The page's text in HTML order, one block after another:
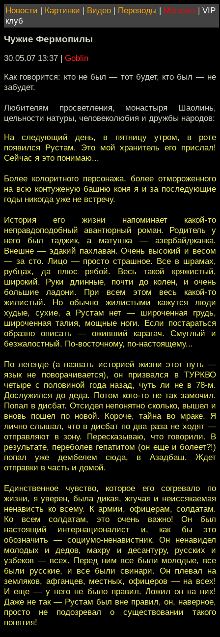
Новости | Картинки | Видео | Переводы | Магазин | VIP
клуб
Чужие Фермопилы
30.05.07 13:37 | Goblin
Как говорится: кто не был — тот будет, кто был — не
забудет.
Любителям просветления, монастыря Шаолинь,
цельности натуры, человеколюбия и дружбы народов:
На следующий день, в пятницу утром, в роте
появился Рустам. Это мой хранитель его прислал!
Сейчас я это понимаю...
Более колоритного персонажа, более отмороженного
на всю контуженую башню коня я и за последующие
годы никогда уже не встречу.
История его жизни напоминает какой-то
неправдоподобный авантюрный роман. Родитель у
него был таджик, а матушка — азербайджанка.
Внешне — эдакий пахлаван. Очень высокий и весом
— за сто. Лицо — просто страшное. Все в шрамах,
рубцах, да плюс рябой. Весь такой кряжистый,
широкий. Руки длинные, почти до колен, и очень
большие ладони. При всем этом весь какой-то
жилистый. Но обычно жилистыми кажутся люди
худые, сухие, а Рустам нет — широченная грудь,
широченная талия, мощные ноги. Если постараться
образно описать — оживший карагач. Смуглый и
безжалостный. По-восточному, по-настоящему...
По легенде (а назвать историей жизни этот путь —
язык не поворачивается), он призвался в ТУРКВО
четыре с половиной года назад, чуть ли не в 78-м.
Дослужился до деда. Потом кого-то не так замочил.
Попал в дисбат. Отсидел непонятно сколько, вышел и
вновь пошел по новой. Короче, тайна во мраке. Я
лично слышал, что в дисбат по два раза не ходят —
отправляют в зону. Пересказываю, что говорили. В
результате, переболев гепатитом (он еще и болеет?!)
попал уже дембелем сюда, в Азадбаш. Ждет
отправки в часть и домой.
Единственное чувство, которое его согревало по
жизни, я уверен, была дикая, жгучая и неиссякаемая
ненависть ко всему. К армии, офицерам, солдатам.
Ко всем солдатам, это очень важно! Он был
настоящий интернационалист и, как бы это
обозначить — социумо-ненавистник. Он ненавидел
молодых и дедов, махру и десантуру, русских и
узбеков — всех. Перед ним все были молодые, все
были русские, и все были свинари. Он плевал на
земляков, афганцев, местных, офицеров — на всех!
И еще — у него не было правил. Ложил он на них!
Даже не так — Рустам был вне правил, он, наверное,
просто не подозревал о существовании такого
понятия!